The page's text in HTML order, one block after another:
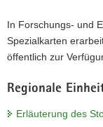
In Forschungs- und
Spezialkarten
öffentlich zur
Regionale
Erläuterung des